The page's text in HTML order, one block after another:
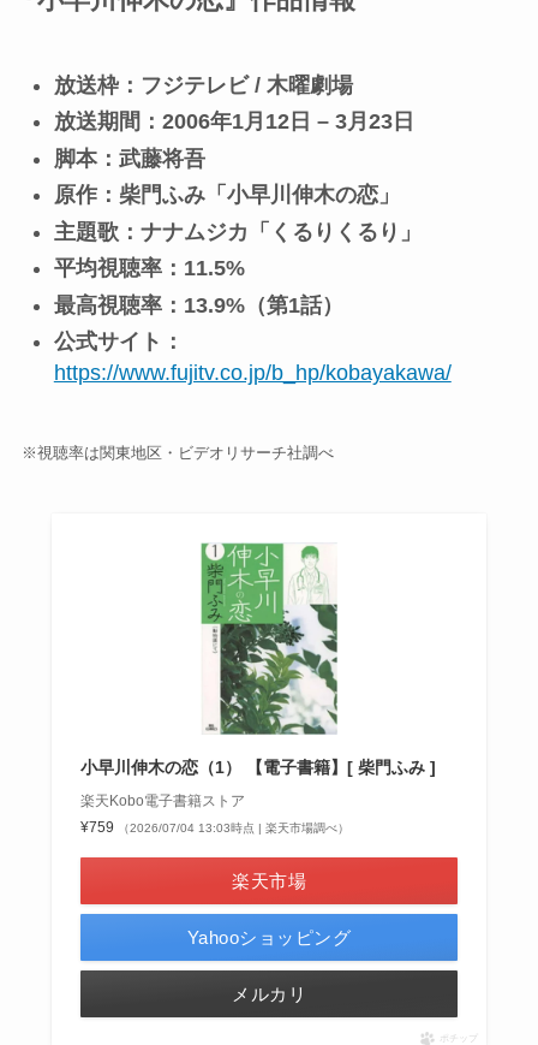
放送枠：フジテレビ / 木曜劇場
放送期間：2006年1月12日 – 3月23日
脚本：武藤将吾
原作：柴門ふみ「小早川伸木の恋」
主題歌：ナナムジカ「くるりくるり」
平均視聴率：11.5%
最高視聴率：13.9%（第1話）
公式サイト：
https://www.fujitv.co.jp/b_hp/kobayakawa/
※視聴率は関東地区・ビデオリサーチ社調べ
小早川伸木の恋（1） 【電子書籍】[ 柴門ふみ ]
楽天Kobo電子書籍ストア
¥759
（2026/07/04 13:03時点 | 楽天市場調べ）
楽天市場
Yahooショッピング
メルカリ
ポチップ